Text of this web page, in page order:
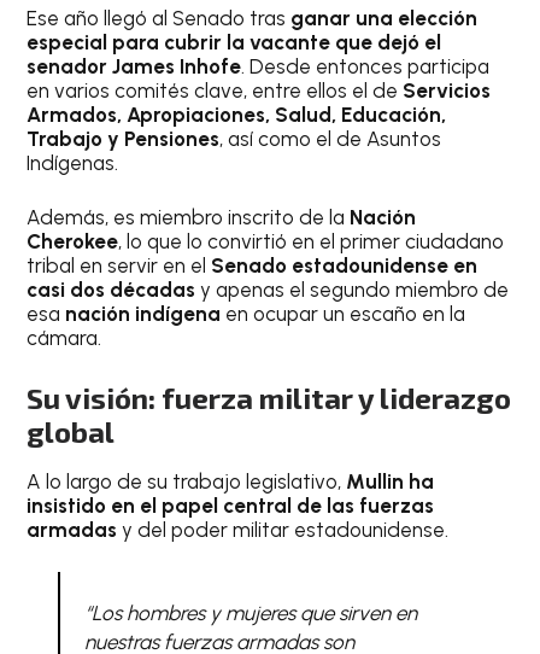
Ese año llegó al Senado tras ganar una elección
especial para cubrir la vacante que dejó el
senador James Inhofe. Desde entonces participa
en varios comités clave, entre ellos el de Servicios
Armados, Apropiaciones, Salud, Educación,
Trabajo y Pensiones, así como el de Asuntos
Indígenas.
Además, es miembro inscrito de la Nación
Cherokee, lo que lo convirtió en el primer ciudadano
tribal en servir en el Senado estadounidense en
casi dos décadas y apenas el segundo miembro de
esa nación indígena en ocupar un escaño en la
cámara.
Su visión: fuerza militar y liderazgo
global
A lo largo de su trabajo legislativo, Mullin ha
insistido en el papel central de las fuerzas
armadas y del poder militar estadounidense.
“Los hombres y mujeres que sirven en
nuestras fuerzas armadas son